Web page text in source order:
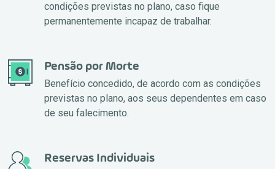
condições previstas no plano, caso fique
permanentemente incapaz de trabalhar.
Pensão por Morte
Benefício concedido, de acordo com as condições
previstas no plano, aos seus dependentes em caso
de seu falecimento.
Reservas Individuais